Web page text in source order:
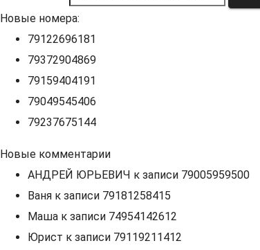
Новые номера:
79122696181
79372904869
79159404191
79049545406
79237675144
Новые комментарии
АНДРЕЙ ЮРЬЕВИЧ к записи 79005959500
Ваня к записи 79181258415
Маша к записи 74954142612
Юрист к записи 79119211412